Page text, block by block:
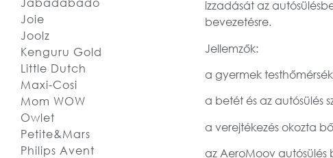
Joie
Joolz
Kenguru Gold
Little Dutch
Maxi-Cosi
Mom WOW
Owlet
Petite&Mars
Philips Avent
izzadását az
bevezetésre.
Jellemzők:
a gyermek
a betét és az autósülés
a verejtékezés okozta
az AeroMoov autósülés